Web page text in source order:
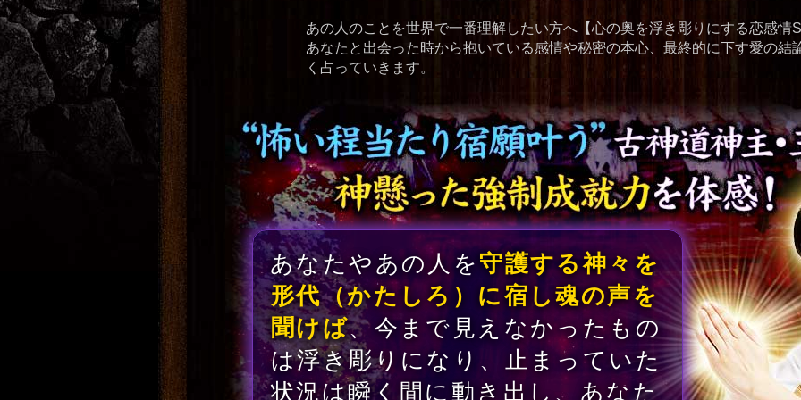
あの人のことを世界で一番理解したい方へ【心の奥を浮き彫りにする恋感情
あなたと出会った時から抱いている感情や秘密の本心、最終的に下す愛の結
く占っていきます。
あなたやあの人を 守護する神々を
形代（かたしろ）に宿し魂の声を
聞けば、今まで見えなかったもの
は浮き彫りになり、止まっていた
状況は瞬く間に動き出し、あなた